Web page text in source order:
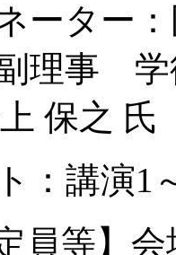
ター：
理事 学
保之 氏
講演1
員等】